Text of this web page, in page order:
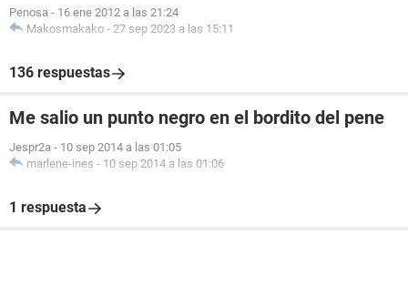
Penosa - 16 ene 2012 a las 21:24
Makosmakako - 27 sep 2023 a las 15:11
136 respuestas
Me salio un punto negro en el bordito del pene
Jespr2a - 10 sep 2014 a las 01:05
marlene-ines - 10 sep 2014 a las 01:06
1 respuesta